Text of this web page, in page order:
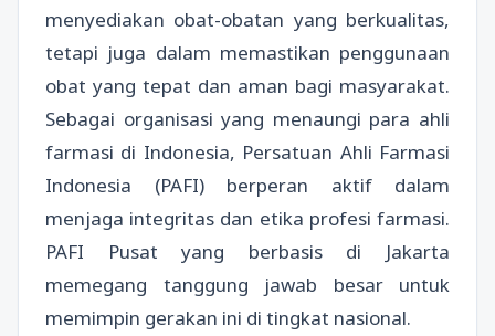
menyediakan obat-obatan yang berkualitas,
tetapi juga dalam memastikan penggunaan
obat yang tepat dan aman bagi masyarakat.
Sebagai organisasi yang menaungi para ahli
farmasi di Indonesia, Persatuan Ahli Farmasi
Indonesia (PAFI) berperan aktif dalam
menjaga integritas dan etika profesi farmasi.
PAFI Pusat yang berbasis di Jakarta
memegang tanggung jawab besar untuk
memimpin gerakan ini di tingkat nasional.